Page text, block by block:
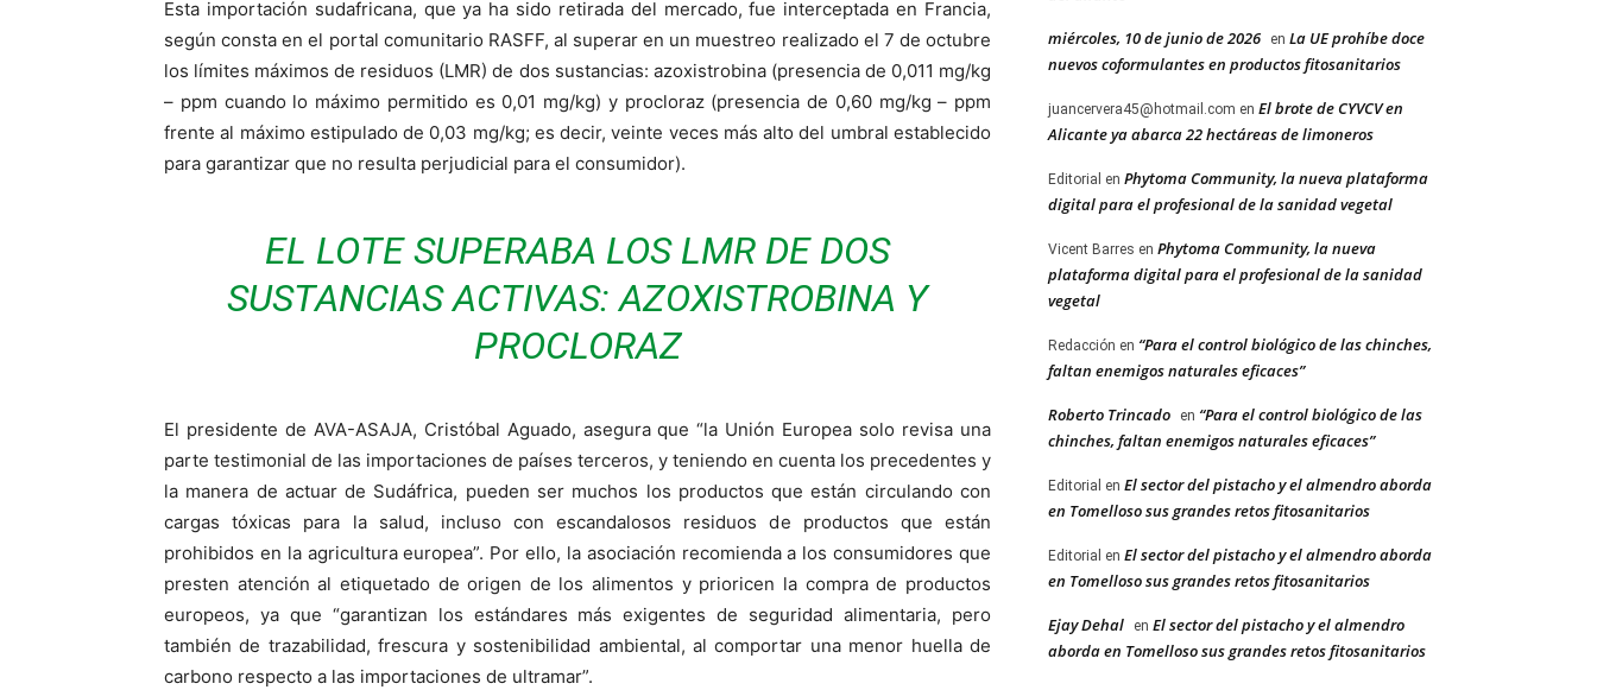
Esta importación sudafricana, que ya ha sido retirada del mercado, fue interceptada en Francia,
según consta en el portal comunitario RASFF, al superar en un muestreo realizado el 7 de octubre
los límites máximos de residuos (LMR) de dos sustancias: azoxistrobina (presencia de 0,011 mg/kg
– ppm cuando lo máximo permitido es 0,01 mg/kg) y procloraz (presencia de 0,60 mg/kg – ppm
frente al máximo estipulado de 0,03 mg/kg; es decir, veinte veces más alto del umbral establecido
para garantizar que no resulta perjudicial para el consumidor).
EL LOTE SUPERABA LOS LMR DE DOS
SUSTANCIAS ACTIVAS: AZOXISTROBINA Y
PROCLORAZ
El presidente de AVA-ASAJA, Cristóbal Aguado, asegura que “la Unión Europea solo revisa una
parte testimonial de las importaciones de países terceros, y teniendo en cuenta los precedentes y
la manera de actuar de Sudáfrica, pueden ser muchos los productos que están circulando con
cargas tóxicas para la salud, incluso con escandalosos residuos de productos que están
prohibidos en la agricultura europea”. Por ello, la asociación recomienda a los consumidores que
presten atención al etiquetado de origen de los alimentos y prioricen la compra de productos
europeos, ya que “garantizan los estándares más exigentes de seguridad alimentaria, pero
también de trazabilidad, frescura y sostenibilidad ambiental, al comportar una menor huella de
carbono respecto a las importaciones de ultramar”.
miércoles, 10 de junio de 2026 en La UE prohíbe doce
nuevos coformulantes en productos fitosanitarios
juancervera45@hotmail.com en El brote de CYVCV en
Alicante ya abarca 22 hectáreas de limoneros
Editorial en Phytoma Community, la nueva plataforma
digital para el profesional de la sanidad vegetal
Vicent Barres en Phytoma Community, la nueva
plataforma digital para el profesional de la sanidad
vegetal
Redacción en “Para el control biológico de las chinches,
faltan enemigos naturales eficaces”
Roberto Trincado en “Para el control biológico de las
chinches, faltan enemigos naturales eficaces”
Editorial en El sector del pistacho y el almendro aborda
en Tomelloso sus grandes retos fitosanitarios
Editorial en El sector del pistacho y el almendro aborda
en Tomelloso sus grandes retos fitosanitarios
Ejay Dehal en El sector del pistacho y el almendro
aborda en Tomelloso sus grandes retos fitosanitarios